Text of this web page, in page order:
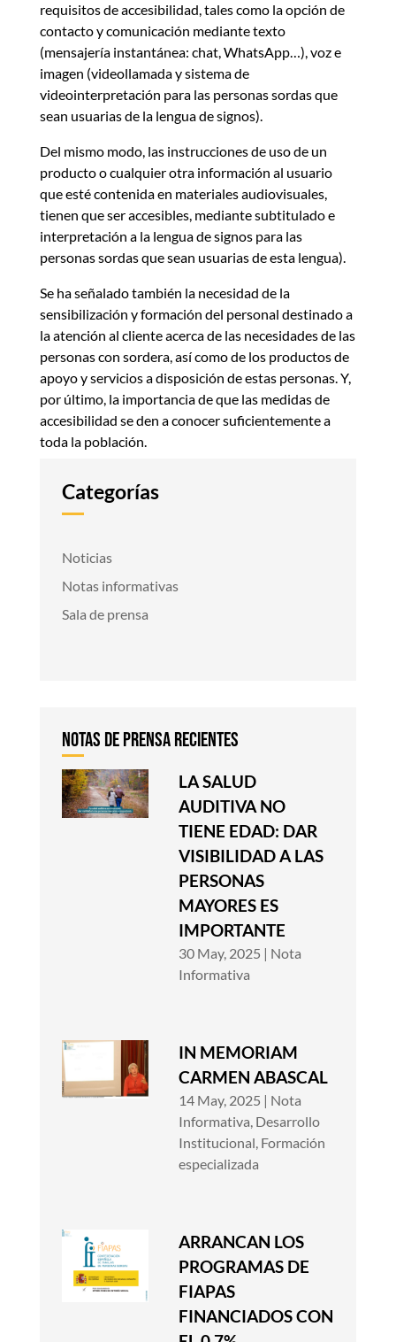
requisitos de accesibilidad, tales como la opción de
contacto y comunicación mediante texto
(mensajería instantánea: chat, WhatsApp…), voz e
imagen (videollamada y sistema de
videointerpretación para las personas sordas que
sean usuarias de la lengua de signos).
Del mismo modo, las instrucciones de uso de un
producto o cualquier otra información al usuario
que esté contenida en materiales audiovisuales,
tienen que ser accesibles, mediante subtitulado e
interpretación a la lengua de signos para las
personas sordas que sean usuarias de esta lengua).
Se ha señalado también la necesidad de la
sensibilización y formación del personal destinado a
la atención al cliente acerca de las necesidades de las
personas con sordera, así como de los productos de
apoyo y servicios a disposición de estas personas. Y,
por último, la importancia de que las medidas de
accesibilidad se den a conocer suficientemente a
toda la población.
Categorías
Noticias
Notas informativas
Sala de prensa
LA SALUD
AUDITIVA NO
TIENE EDAD: DAR
VISIBILIDAD A LAS
PERSONAS
MAYORES ES
IMPORTANTE
30 May, 2025 | Nota
Informativa
IN MEMORIAM
CARMEN ABASCAL
14 May, 2025 | Nota
Informativa, Desarrollo
Institucional, Formación
especializada
ARRANCAN LOS
PROGRAMAS DE
FIAPAS
FINANCIADOS CON